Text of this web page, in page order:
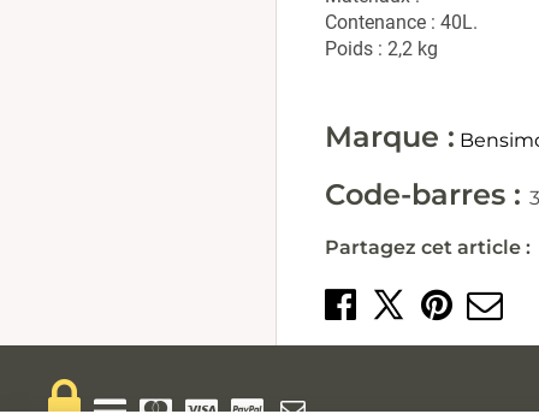
Contenance : 40L.
Poids : 2,2 kg
Marque :
Code-barres :
Partagez cet article :
Partager